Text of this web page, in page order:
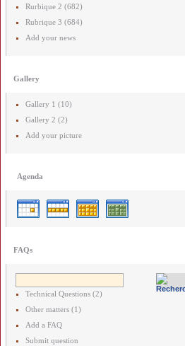
Rurbique 2 (682)
Rubrique 3 (684)
Add your news
Gallery
Gallery 1 (10)
Gallery 2 (2)
Add your picture
Agenda
FAQs
Technical Questions (2)
Other matters (1)
Add a FAQ
Submit question